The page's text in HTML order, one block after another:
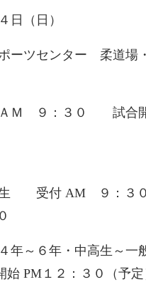
（日）
ツセンター 柔道場
Ｍ ９：３０ 試合開
生 受付 AM ９：
～６年・中高生～一
PM１２：３０（予定